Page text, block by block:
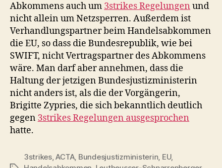
Abkommens auch um 3strikes Regelungen und
nicht allein um Netzsperren. Außerdem ist
Verhandlungspartner beim Handelsabkommen
die EU, so dass die Bundesrepublik, wie bei
SWIFT, nicht Vertragspartner des Abkommens
wäre. Man darf aber annehmen, dass die
Haltung der jetzigen Bundesjustizministerin
nicht anders ist, als die der Vorgängerin,
Brigitte Zypries, die sich bekanntlich deutlich
gegen 3strikes Regelungen ausgesprochen
hatte.
3strikes,ACTA, Bundesjustizministerin, EU,